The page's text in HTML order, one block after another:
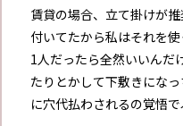
賃貸の場合、立て掛けが
付いてたから私はそれを使
1人だったら全然いいんだ
たりとかして下敷きにな
に穴代払わされるの覚悟で